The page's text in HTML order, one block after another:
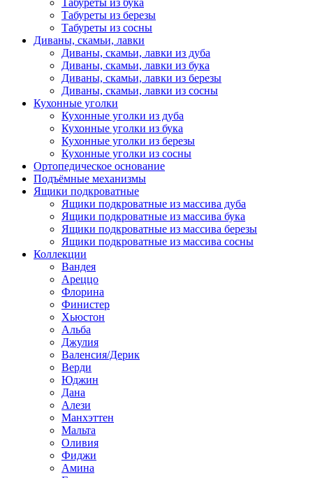
Табуреты из бука
Табуреты из березы
Табуреты из сосны
Диваны, скамьи, лавки
Диваны, скамьи, лавки из дуба
Диваны, скамьи, лавки из бука
Диваны, скамьи, лавки из березы
Диваны, скамьи, лавки из сосны
Кухонные уголки
Кухонные уголки из дуба
Кухонные уголки из бука
Кухонные уголки из березы
Кухонные уголки из сосны
Ортопедическое основание
Подъёмные механизмы
Ящики подкроватные
Ящики подкроватные из массива дуба
Ящики подкроватные из массива бука
Ящики подкроватные из массива березы
Ящики подкроватные из массива сосны
Коллекции
Вандея
Ареццо
Флорина
Финистер
Хьюстон
Альба
Джулия
Валенсия/Дерик
Верди
Юджин
Дана
Алези
Манхэттен
Мальта
Оливия
Фиджи
Амина